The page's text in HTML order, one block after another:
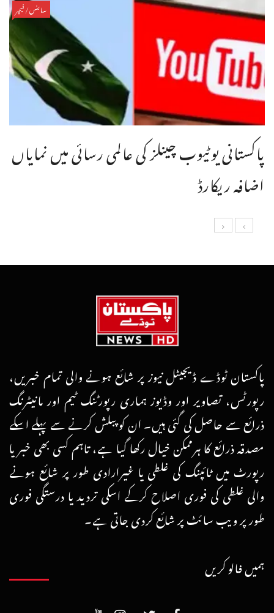
سائنس/فیچر
پاکستانی یوٹیوب چینلز کی عالمی رسائی میں نمایاں
اضافہ ریکارڈ
پاکستان ٹوڈے ڈیجیٹل نیوز پر شائع ہونے والی تمام خبریں،
رپورٹس، تصاویر اور وڈیوز ہماری رپورٹنگ ٹیم اور مانیٹرنگ
ذرائع سے حاصل کی گئی ہیں۔ ان کو پبلش کرنے سے پہلے اسکے
مصدقہ ذرائع کا ہرممکن خیال رکھا گیا ہے، تاہم کسی بھی خبر یا
رپورٹ میں ٹائپنگ کی غلطی یا غیرارادی طور پر شائع ہونے
والی غلطی کی فوری اصلاح کرکے اسکی تردید یا درستگی فوری
طور پر ویب سائٹ پر شائع کردی جاتی ہے۔
ہمیں فالو کریں